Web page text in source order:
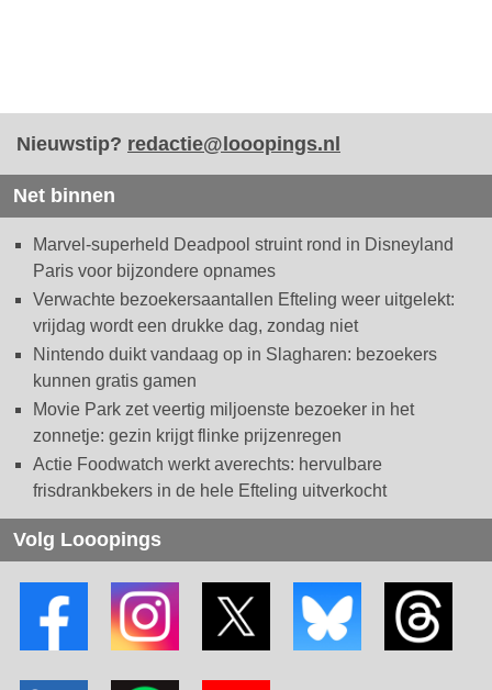
Nieuwstip? redactie@looopings.nl
Net binnen
Marvel-superheld Deadpool struint rond in Disneyland
Paris voor bijzondere opnames
Verwachte bezoekersaantallen Efteling weer uitgelekt:
vrijdag wordt een drukke dag, zondag niet
Nintendo duikt vandaag op in Slagharen: bezoekers
kunnen gratis gamen
Movie Park zet veertig miljoenste bezoeker in het
zonnetje: gezin krijgt flinke prijzenregen
Actie Foodwatch werkt averechts: hervulbare
frisdrankbekers in de hele Efteling uitverkocht
Volg Looopings